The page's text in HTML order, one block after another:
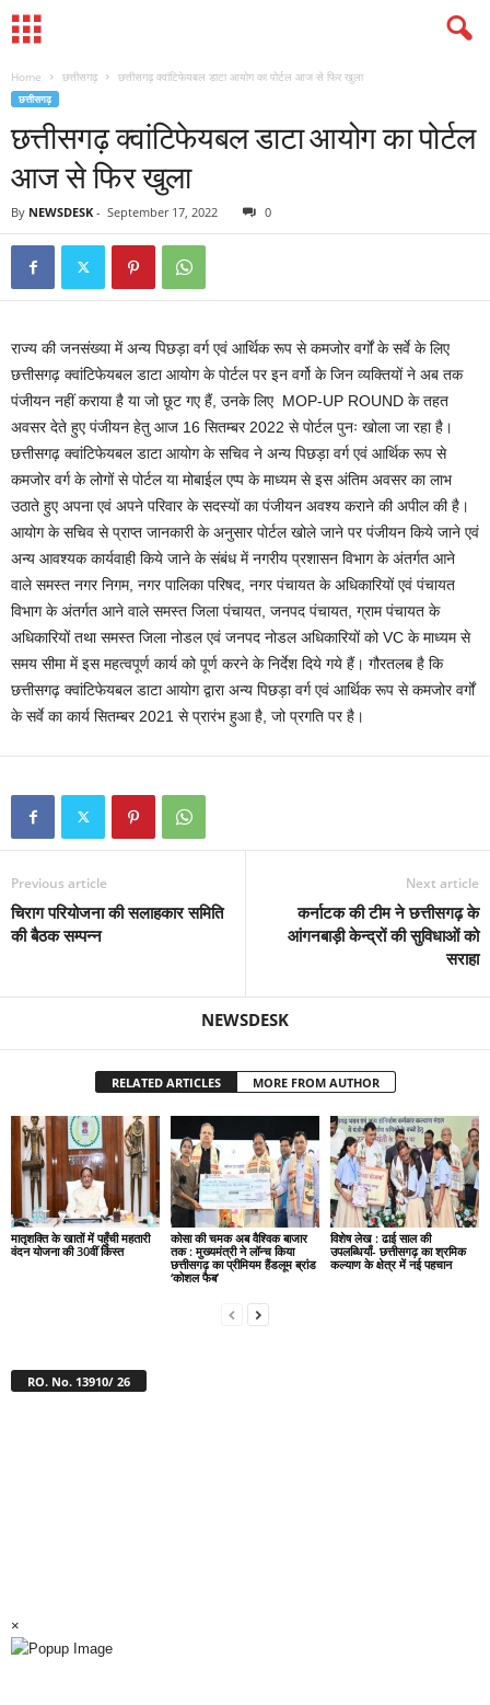
Home छत्तीसगढ़ छत्तीसगढ़ क्वांटिफेयबल डाटा आयोग का पोर्टल आज से फिर खुला
छत्तीसगढ़
छत्तीसगढ़ क्वांटिफेयबल डाटा आयोग का पोर्टल
आज से फिर खुला
By NEWSDESK - September 17, 2022 0
राज्य की जनसंख्या में अन्य पिछड़ा वर्ग एवं आर्थिक रूप से कमजोर वर्गों के सर्वे के लिए
छत्तीसगढ़ क्वांटिफेयबल डाटा आयोग के पोर्टल पर इन वर्गो के जिन व्यक्तियों ने अब तक
पंजीयन नहीं कराया है या जो छूट गए हैं, उनके लिए MOP-UP ROUND के तहत
अवसर देते हुए पंजीयन हेतु आज 16 सितम्बर 2022 से पोर्टल पुनः खोला जा रहा है।
छत्तीसगढ़ क्वांटिफेयबल डाटा आयोग के सचिव ने अन्य पिछड़ा वर्ग एवं आर्थिक रूप से
कमजोर वर्ग के लोगों से पोर्टल या मोबाईल एप्प के माध्यम से इस अंतिम अवसर का लाभ
उठाते हुए अपना एवं अपने परिवार के सदस्यों का पंजीयन अवश्य कराने की अपील की है।
आयोग के सचिव से प्राप्त जानकारी के अनुसार पोर्टल खोले जाने पर पंजीयन किये जाने एवं
अन्य आवश्यक कार्यवाही किये जाने के संबंध में नगरीय प्रशासन विभाग के अंतर्गत आने
वाले समस्त नगर निगम, नगर पालिका परिषद, नगर पंचायत के अधिकारियों एवं पंचायत
विभाग के अंतर्गत आने वाले समस्त जिला पंचायत, जनपद पंचायत, ग्राम पंचायत के
अधिकारियों तथा समस्त जिला नोडल एवं जनपद नोडल अधिकारियों को VC के माध्यम से
समय सीमा में इस महत्वपूर्ण कार्य को पूर्ण करने के निर्देश दिये गये हैं। गौरतलब है कि
छत्तीसगढ़ क्वांटिफेयबल डाटा आयोग द्वारा अन्य पिछड़ा वर्ग एवं आर्थिक रूप से कमजोर वर्गों
के सर्वे का कार्य सितम्बर 2021 से प्रारंभ हुआ है, जो प्रगति पर है।
Previous article
चिराग परियोजना की सलाहकार समिति
की बैठक सम्पन्न
Next article
कर्नाटक की टीम ने छत्तीसगढ़ के
आंगनबाड़ी केन्द्रों की सुविधाओं को
सराहा
NEWSDESK
RELATED ARTICLES MORE FROM AUTHOR
मातृशक्ति के खातों में पहुँची महतारी
वंदन योजना की 30वीं किस्त
कोसा की चमक अब वैश्विक बाजार
तक : मुख्यमंत्री ने लॉन्च किया
छत्तीसगढ़ का प्रीमियम हैंडलूम ब्रांड
‘कोशल फैब’
विशेष लेख : ढाई साल की
उपलब्धियाँ- छत्तीसगढ़ का श्रमिक
कल्याण के क्षेत्र में नई पहचान
RO. No. 13910/ 26
×